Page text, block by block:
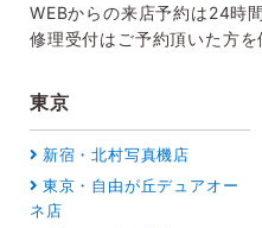
WEBからの来店予約は24時
修理受付はご予約頂いた方を
東京
新宿・北村写真機店
東京・自由が丘デュアオー
ネ店